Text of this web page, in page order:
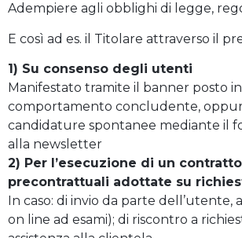
Adempiere agli obblighi di legge,
E così ad es. il Titolare attraverso il
1) Su consenso degli utenti
Manifestato tramite il banner posto
comportamento concludente,
candidature spontanee mediante il
alla newsletter
2) Per l’esecuzione di un
precontrattuali adottate su
In caso: di invio da parte dell’utente,
on line ad esami); di riscontro a